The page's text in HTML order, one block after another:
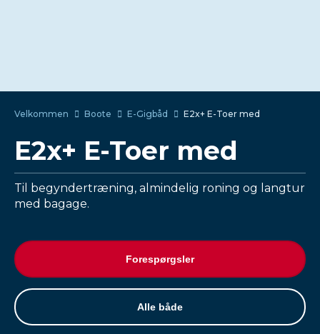
Velkommen Boote E-Gigbåd E2x+ E-Toer med
E2x+ E-Toer med
Til begyndertræning, almindelig roning og langtur
med bagage.
Forespørgsler
Alle både